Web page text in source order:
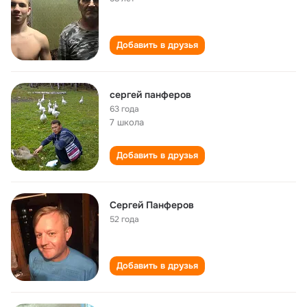
Добавить в друзья
сергей панферов
63 года
7 школа
Добавить в друзья
Сергей Панферов
52 года
Добавить в друзья